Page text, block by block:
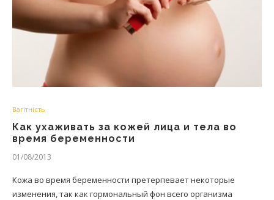
Вагітність
Как ухаживать за кожей лица и тела во
время беременности
01/08/2013
Кожа во время беременности претерпевает некоторые
изменения, так как гормональный фон всего организма